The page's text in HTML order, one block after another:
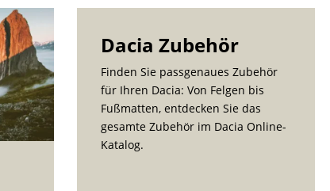
Dacia Zubehör
Finden Sie passgenaues Zubehör
für Ihren Dacia: Von Felgen bis
Fußmatten, entdecken Sie das
gesamte Zubehör im Dacia Online-
Katalog.